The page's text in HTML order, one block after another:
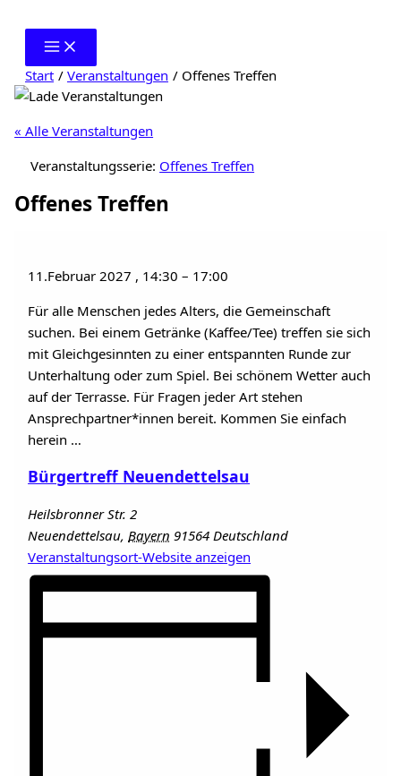
springen
Start
Veranstaltungen Offenes Treffen
« Alle Veranstaltungen
Veranstaltungsserie: Offenes Treffen
Offenes Treffen
11.Februar 2027 , 14:30– 17:00
Für alle Menschen jedes Alters, die Gemeinschaft
suchen. Bei einem Getränke (Kaffee/Tee) treffen sie sich
mit Gleichgesinnten zu einer entspannten Runde zur
Unterhaltung oder zum Spiel. Bei schönem Wetter auch
auf der Terrasse. Für Fragen jeder Art stehen
Ansprechpartner*innen bereit. Kommen Sie einfach
herein …
Bürgertreff Neuendettelsau
Heilsbronner Str. 2
Neuendettelsau, Bayern 91564 Deutschland
Veranstaltungsort-Website anzeigen